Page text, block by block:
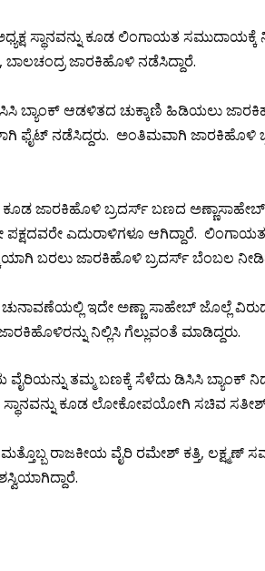
ಸ್ಥಾನವನ್ನು ಕೂಡ ಲಿಂಗಾಯತ
ಜಾರಕಿಹೊಳಿ ನಡೆಸಿದ್ದಾರೆ.
ಬ್ಯಾಂಕ್ ಆಡಳಿತದ ಚುಕ್ಕಾಣಿ ಹಿಡಿಯಲು
ಫೈಟ್ ನಡೆಸಿದ್ದರು. ಅಂತಿಮವಾಗಿ ಜಾರಕಿಹೊಳಿ
ಕೂಡ ಜಾರಕಿಹೊಳಿ ಬ್ರದರ್ಸ್ ಬಣದ
ಪಕ್ಷದವರೇ ಎದುರಾಳಿಗಳೂ ಆಗಿದ್ದಾರೆ.
ಬರಲು ಜಾರಕಿಹೊಳಿ ಬ್ರದರ್ಸ್ ಬೆಂಬಲ
ಇದೇ ಅಣ್ಣಾ ಸಾಹೇಬ್ ಜೊಲ್ಲೆ
ನಿಲ್ಲಿಸಿ ಗೆಲ್ಲುವಂತೆ ಮಾಡಿದ್ದರು.
ತಮ್ಮ ಬಣಕ್ಕೆ ಸೆಳೆದು ಡಿಸಿಸಿ ಬ್ಯಾಂಕ್
ಸ್ಥಾನವನ್ನು ಕೂಡ ಲೋಕೋಪಯೋಗಿ ಸಚಿವ
ರಾಜಕೀಯ ವೈರಿ ರಮೇಶ್ ಕತ್ತಿ, ಲಕ್ಷ್ಮಣ್